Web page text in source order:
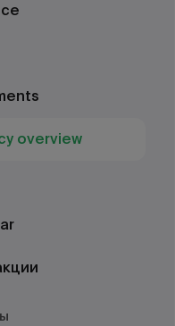
overview